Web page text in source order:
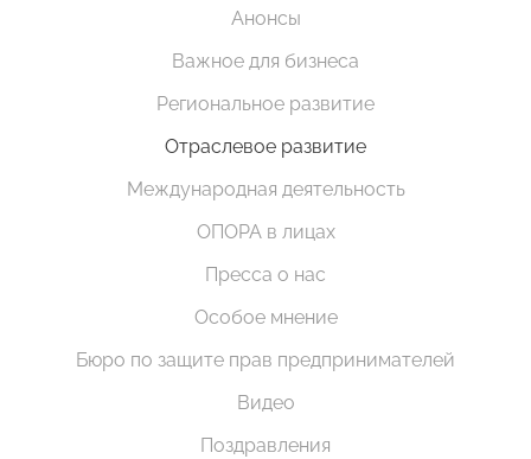
Анонсы
Важное для бизнеса
Региональное развитие
Отраслевое развитие
Международная деятельность
ОПОРА в лицах
Пресса о нас
Особое мнение
Бюро по защите прав предпринимателей
Видео
Поздравления